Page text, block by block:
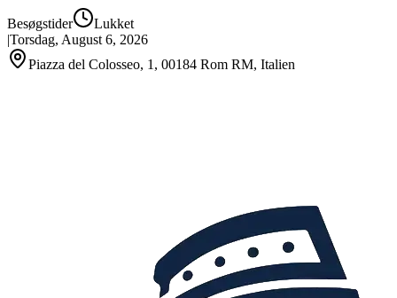
Besøgstider
Lukket
|Torsdag, August 6, 2026
Piazza del Colosseo, 1, 00184 Rom RM, Italien